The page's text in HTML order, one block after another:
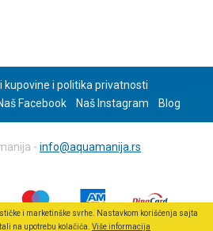
kupovine i politika privatnosti
Facebook Naš Instagram Blog
- info@aquamanija.rs
i marketinške svrhe. Nastavkom korišćenja sajta
na upotrebu kolačića. Više informacija